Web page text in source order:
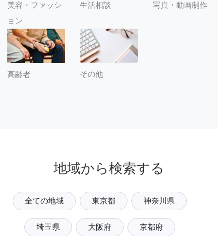
美容・ファッシ
ョン
生活相談 写真・動画制作
高齢者 その他
地域から検索する
全ての地域 東京都 神奈川県
埼玉県 大阪府 京都府